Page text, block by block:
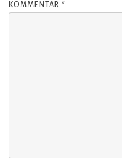
KOMMENTAR *